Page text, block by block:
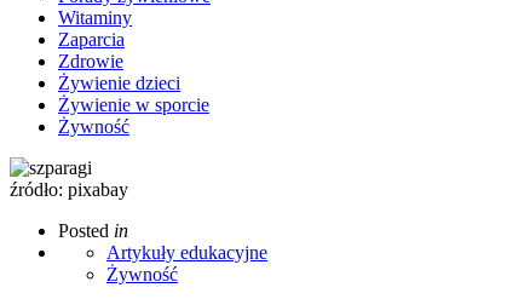
Witaminy
Zaparcia
Zdrowie
Żywienie dzieci
Żywienie w sporcie
Żywność
źródło: pixabay
Posted in
Artykuły edukacyjne
Żywność